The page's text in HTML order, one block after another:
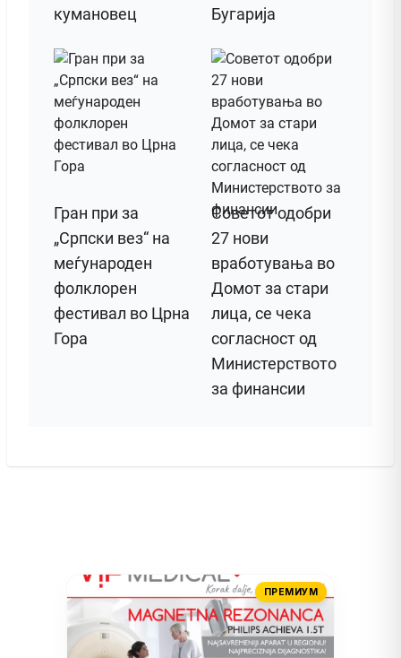
кумановец Бугарија
Гран при за
„Српски вез“ на
меѓународен
фолклорен
фестивал во Црна
Гора
Советот одобри
27 нови
вработувања во
Домот за стари
лица, се чека
согласност од
Министерството
за финансии
ПРЕМИУМ